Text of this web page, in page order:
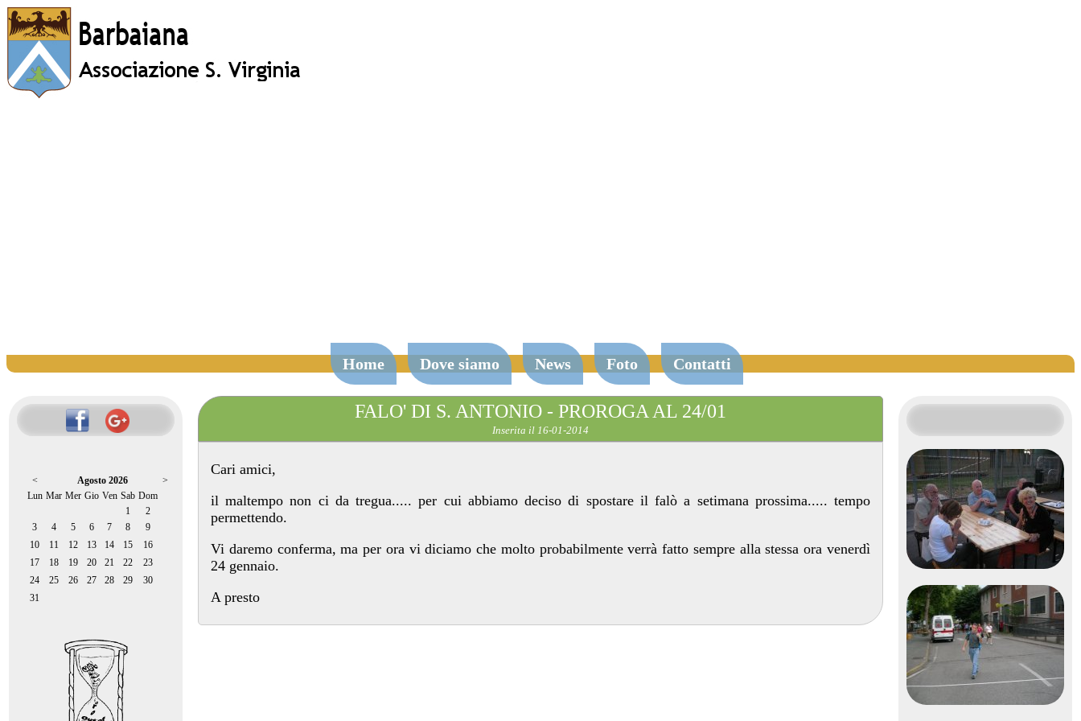
Home Dove siamo News Foto Contatti
< Agosto 2026
>
Lun Mar Mer Gio Ven Sab Dom
1
2
3
4 5 6 7 8
9
10
11 12 13 14 15
16
17
18 19 20 21 22
23
24
25 26 27 28 29
30
31
FALO' DI S. ANTONIO - PROROGA AL 24/01
Inserita il 16-01-2014
Cari amici,
il maltempo non ci da tregua..... per cui abbiamo deciso di spostare il falò a setimana prossima..... tempo
permettendo.
Vi daremo conferma, ma per ora vi diciamo che molto probabilmente verrà fatto sempre alla stessa ora venerdì
24 gennaio.
A presto